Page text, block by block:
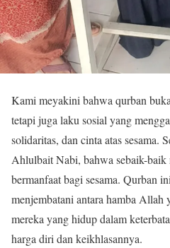
Kami meyakini bahwa qurban
tetapi juga laku sosial yang
solidaritas, dan cinta atas sesama.
Ahlulbait Nabi, bahwa sebaik-baik
bermanfaat bagi sesama. Qurban
menjembatani antara hamba Allah
mereka yang hidup dalam
harga diri dan keikhlasannya.